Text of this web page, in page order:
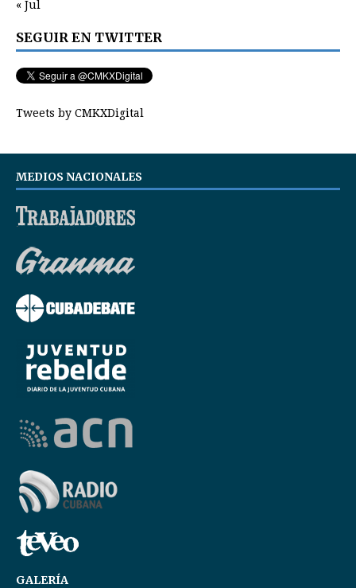
« Jul
SEGUIR EN TWITTER
Tweets by CMKXDigital
MEDIOS NACIONALES
GALERÍA